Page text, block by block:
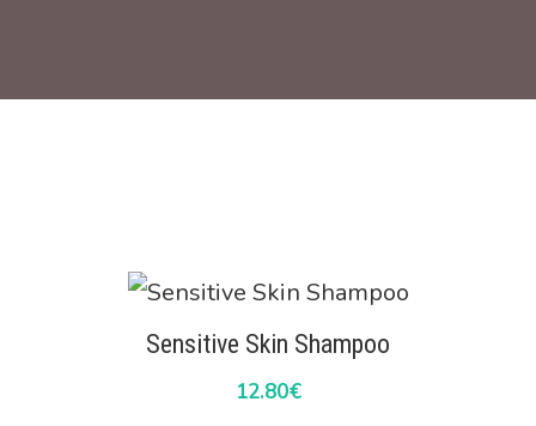
Sensitive Skin Shampoo
12.80€